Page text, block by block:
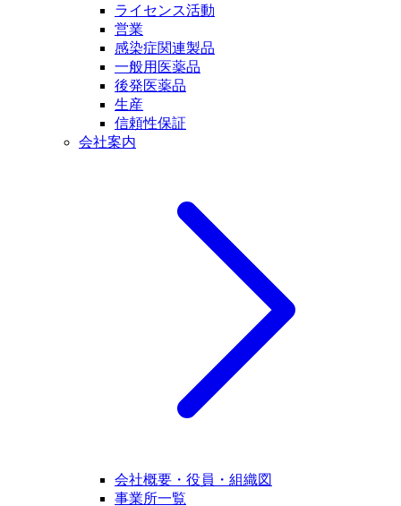
ライセンス活動
営業
感染症関連製品
一般用医薬品
後発医薬品
生産
信頼性保証
会社案内
会社概要・役員・組織図
事業所一覧